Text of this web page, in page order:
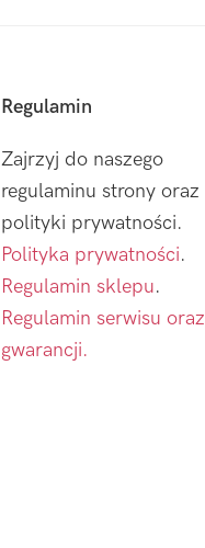
Regulamin
Zajrzyj do naszego
regulaminu strony oraz
polityki prywatności.
Polityka prywatności.
Regulamin sklepu.
Regulamin serwisu oraz
gwarancji.